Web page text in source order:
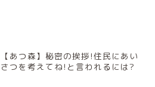
【あつ森】秘密の挨拶!住民にあい
さつを考えてね!と言われるには?